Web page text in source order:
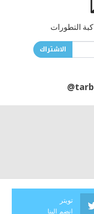
التطورات
الاشتراك
تويتر
انضم الينا